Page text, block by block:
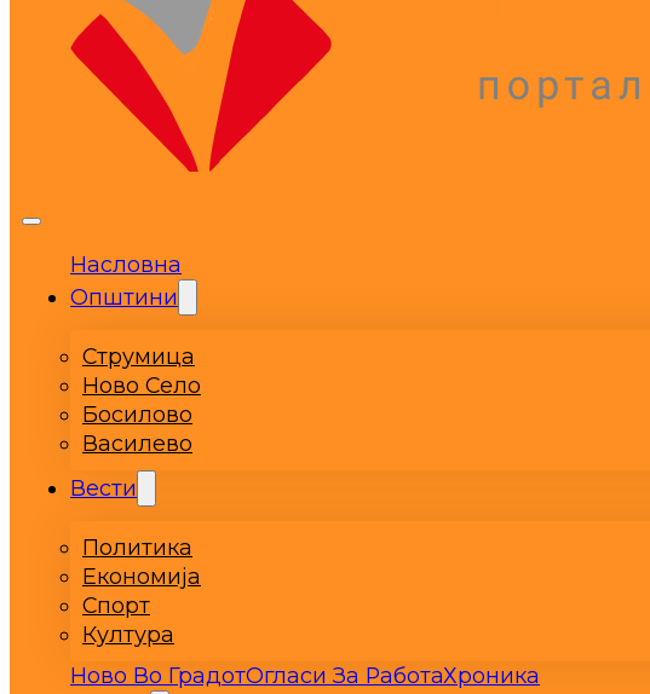
Насловна
Општини
Струмица
Ново Село
Босилово
Василево
Вести
Политика
Економија
Спорт
Култура
Ново Во ГрадотОгласи За РаботаХроника